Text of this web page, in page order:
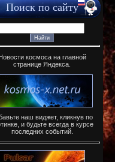
Поиск по сайту
космоса на главной
странице Яндекса.
наш виджет, кликнув по
и будьте всегда в курсе
последних событий.